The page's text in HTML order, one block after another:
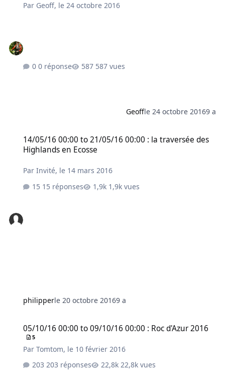
Par Geoff, le 24 octobre 2016
0 réponse 587 vues
Geoffle 24 octobre 20169 a
14/05/16 00:00 to 21/05/16 00:00 : la traversée des
Highlands en Ecosse
ParInvité, le 14 mars 2016
15 réponses
1,9k vues
philipperle 20 octobre 20169 a
05/10/16 00:00 to 09/10/16 00:00 : Roc d'Azur 2016
5
ParTomtom, le 10 février 2016
203 réponses
22,8k vues